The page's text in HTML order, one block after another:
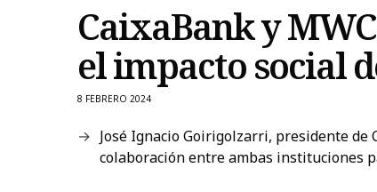
CaixaBank y
el impacto social
8 FEBRERO 2024
José Ignacio Goirigolzarri, presidente de
colaboración entre ambas instituciones